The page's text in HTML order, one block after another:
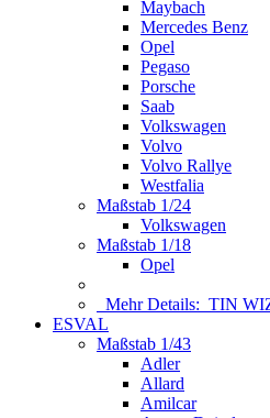
Maybach
Mercedes Benz
Opel
Pegaso
Porsche
Saab
Volkswagen
Volvo
Volvo Rallye
Westfalia
Maßstab 1/24
Volkswagen
Maßstab 1/18
Opel
Mehr Details: TIN
ESVAL
Maßstab 1/43
Adler
Allard
Amilcar